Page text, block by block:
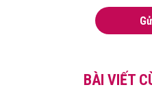
BÀI VIẾT